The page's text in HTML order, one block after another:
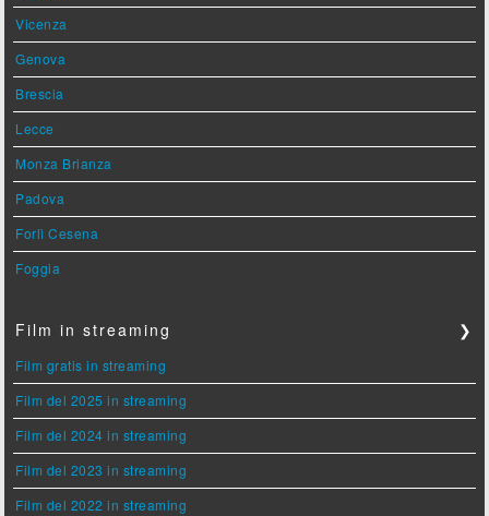
Vicenza
Genova
Brescia
Lecce
Monza Brianza
Padova
Forlì Cesena
Foggia
Film in streaming ❯
Film gratis in streaming
Film del 2025 in streaming
Film del 2024 in streaming
Film del 2023 in streaming
Film del 2022 in streaming